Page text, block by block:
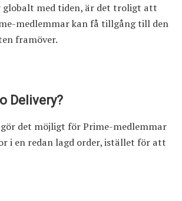
globalt med tiden, är det troligt att
medlemmar kan få tillgång till den
framöver.
Delivery?
det möjligt för Prime-medlemmar
i en redan lagd order, istället för att